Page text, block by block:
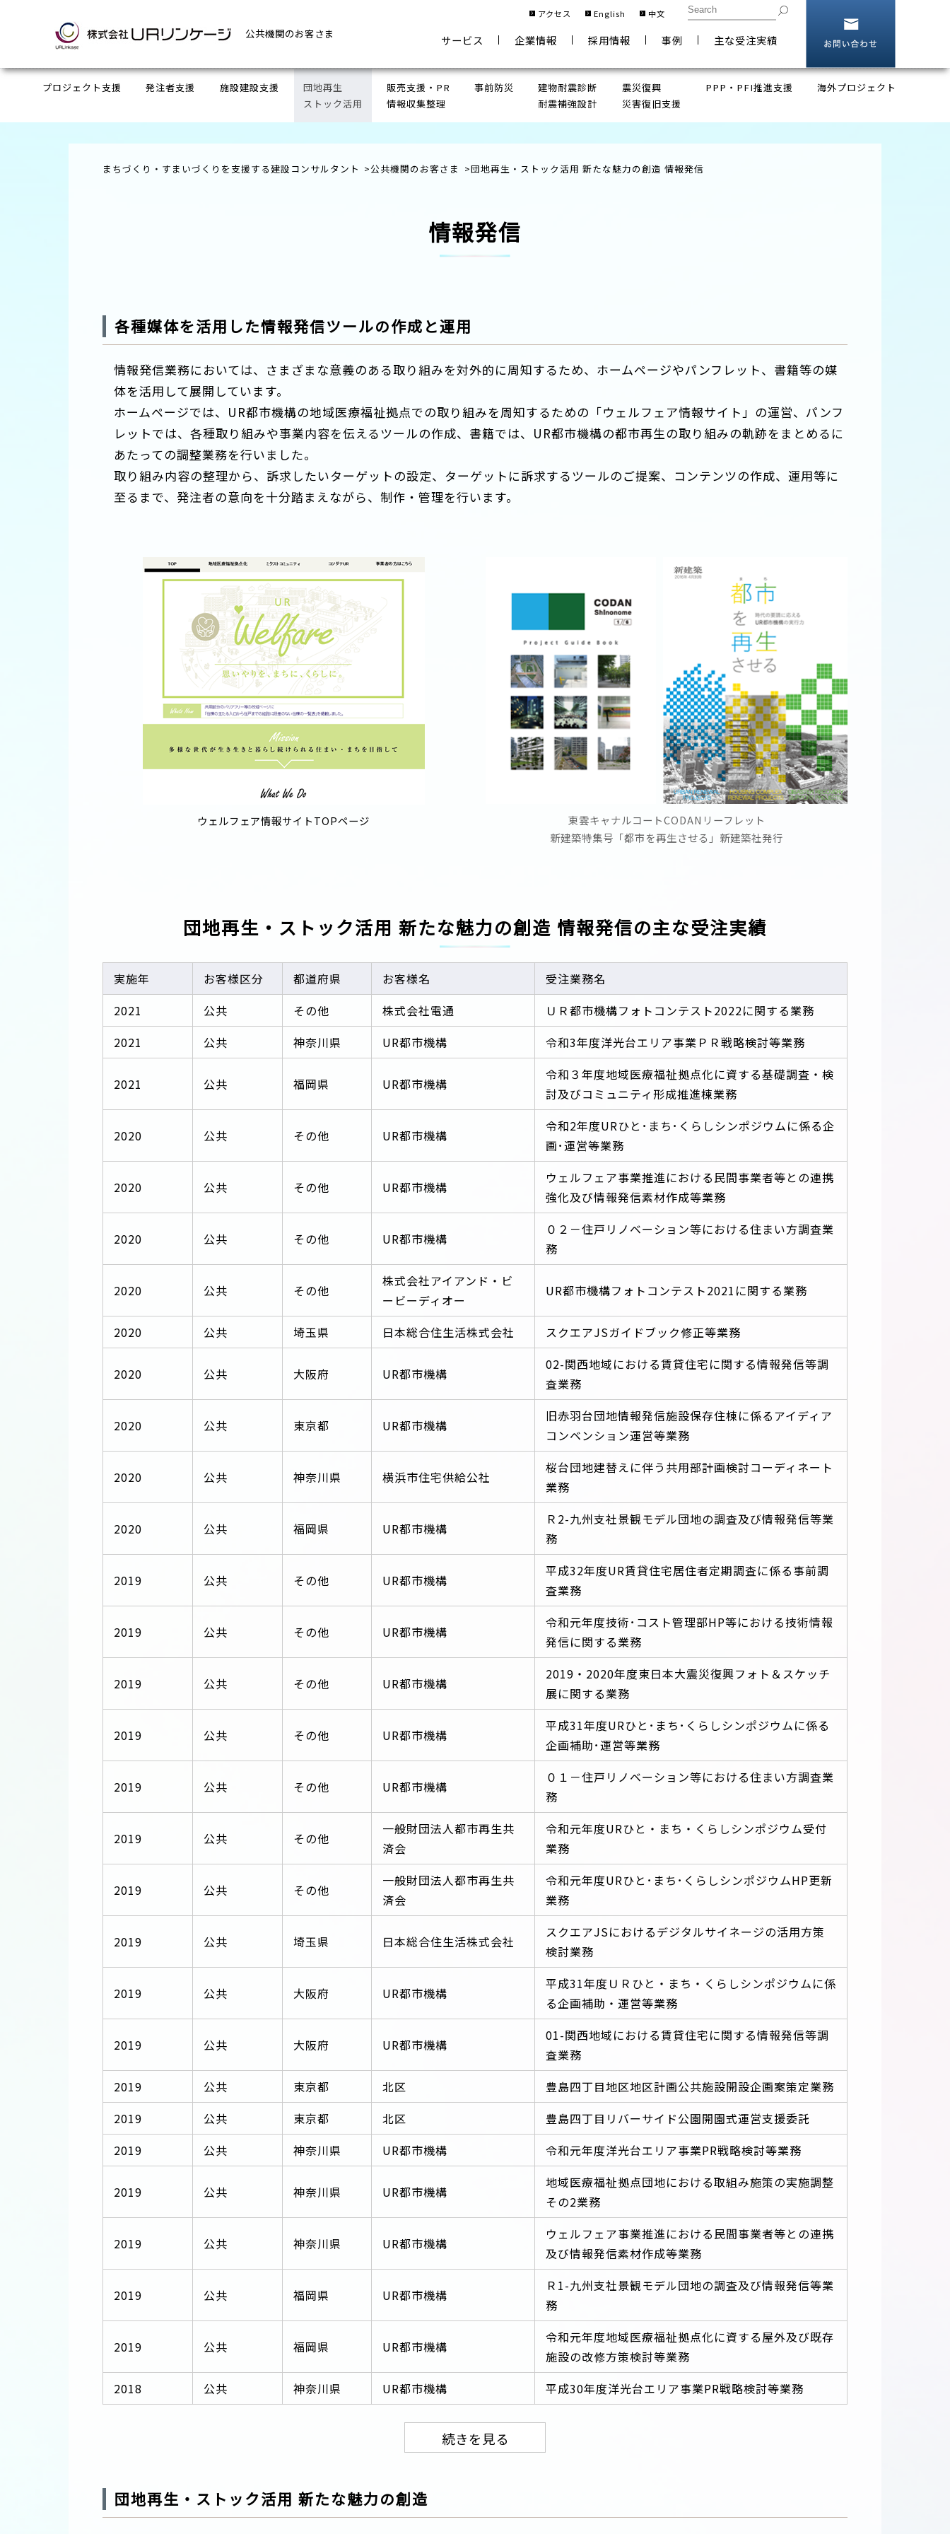
公共機関のお客さま
アクセス English 中文
サービス 企業情報 採用情報 事例 主な受注実績
プロジェクト支援
計画段階
基本計画 事業立ち上げ・合意形成支援 VR（バーチャル・リアリティ）
スマートコミュニティ導入検討
グリーンインフラ・造園
建築・設備設計
発注者支援
工事調整・工事監督支援
宅地（保留地）販売・清算金事務手続き支援
CMR（コンストラクションマネージャー）
施設建設支援
実施設計段階(設計監理)
実施設計段階（設計管理）
団地再生
ストック活用
資産再編計画 建替え ストック活用
集約
販売支援・PR
情報収集整理
販売支援・PR・情報収集整理 広告・コミュニケーション戦略 調査・マーケティング
シティプロモーション
事前防災
建物耐震診断
耐震補強設計
建物耐震診断
耐震診断 危険度測定
震災復興
災害復旧支援
震災復興
震災復興支援 グリーンインフラ・造園 情報収集整理
PPP・PFI推進支援 海外プロジェクト
まちづくり・すまいづくりを支援する建設コンサルタント >公共機関のお客さま >団地再生・ストック活用 新たな魅力の創造 情報発信
情報発信
各種媒体を活用した情報発信ツールの作成と運用
情報発信業務においては、さまざまな意義のある取り組みを対外的に周知するため、ホームページやパンフレット、書籍等の媒
体を活用して展開しています。
ホームページでは、UR都市機構の地域医療福祉拠点での取り組みを周知するための「ウェルフェア情報サイト」の運営、パンフ
レットでは、各種取り組みや事業内容を伝えるツールの作成、書籍では、UR都市機構の都市再生の取り組みの軌跡をまとめるに
あたっての調整業務を行いました。
取り組み内容の整理から、訴求したいターゲットの設定、ターゲットに訴求するツールのご提案、コンテンツの作成、運用等に
至るまで、発注者の意向を十分踏まえながら、制作・管理を行います。
ウェルフェア情報サイトTOPページ
東雲キャナルコートCODANリーフレット
新建築特集号「都市を再生させる」新建築社発行
団地再生・ストック活用 新たな魅力の創造 情報発信の主な受注実績
実施年 お客様区分 都道府県 お客様名
受注業務名
2021
公共 その他 株式会社電通
ＵＲ都市機構フォトコンテスト2022に関する業務
2021
公共 神奈川県 UR都市機構 令和3年度洋光台エリア事業ＰＲ戦略検討等業務
2021 公共 福岡県 UR都市機構
令和３年度地域医療福祉拠点化に資する基礎調査・検
討及びコミュニティ形成推進棟業務
2020 公共 その他 UR都市機構
令和2年度URひと･まち･くらしシンポジウムに係る企
画･運営等業務
2020 公共 その他 UR都市機構
ウェルフェア事業推進における民間事業者等との連携
強化及び情報発信素材作成等業務
2020 公共 その他 UR都市機構
０２－住戸リノベーション等における住まい方調査業
務
2020 公共 その他
株式会社アイアンド・ビ
ービーディオー
UR都市機構フォトコンテスト2021に関する業務
2020 公共 埼玉県 日本総合住生活株式会社 スクエアJSガイドブック修正等業務
2020 公共 大阪府 UR都市機構
02-関西地域における賃貸住宅に関する情報発信等調
査業務
2020 公共 東京都 UR都市機構
旧赤羽台団地情報発信施設保存住棟に係るアイディア
コンベンション運営等業務
2020 公共 神奈川県 横浜市住宅供給公社
桜台団地建替えに伴う共用部計画検討コーディネート
業務
2020 公共 福岡県 UR都市機構
Ｒ2-九州支社景観モデル団地の調査及び情報発信等業
務
2019 公共 その他 UR都市機構
平成32年度UR賃貸住宅居住者定期調査に係る事前調
査業務
2019 公共 その他 UR都市機構
令和元年度技術･コスト管理部HP等における技術情報
発信に関する業務
2019 公共 その他 UR都市機構
2019・2020年度東日本大震災復興フォト＆スケッチ
展に関する業務
2019 公共 その他 UR都市機構
平成31年度URひと･まち･くらしシンポジウムに係る
企画補助･運営等業務
2019 公共 その他 UR都市機構
０１－住戸リノベーション等における住まい方調査業
務
2019 公共 その他
一般財団法人都市再生共
済会
令和元年度URひと・まち・くらしシンポジウム受付
業務
2019 公共 その他
一般財団法人都市再生共
済会
令和元年度URひと･まち･くらしシンポジウムHP更新
業務
2019 公共 埼玉県 日本総合住生活株式会社
スクエアJSにおけるデジタルサイネージの活用方策
検討業務
2019 公共 大阪府 UR都市機構
平成31年度ＵＲひと・まち・くらしシンポジウムに係
る企画補助・運営等業務
2019 公共 大阪府 UR都市機構
01-関西地域における賃貸住宅に関する情報発信等調
査業務
2019
公共 東京都 北区
豊島四丁目地区地区計画公共施設開設企画案策定業務
2019
公共 東京都 北区
豊島四丁目リバーサイド公園開園式運営支援委託
2019
公共 神奈川県 UR都市機構 令和元年度洋光台エリア事業PR戦略検討等業務
2019 公共 神奈川県 UR都市機構
地域医療福祉拠点団地における取組み施策の実施調整
その2業務
2019 公共 神奈川県 UR都市機構
ウェルフェア事業推進における民間事業者等との連携
及び情報発信素材作成等業務
2019 公共 福岡県 UR都市機構
Ｒ1-九州支社景観モデル団地の調査及び情報発信等業
務
2019 公共 福岡県 UR都市機構
令和元年度地域医療福祉拠点化に資する屋外及び既存
施設の改修方策検討等業務
2018
公共 神奈川県 UR都市機構 平成30年度洋光台エリア事業PR戦略検討等業務
団地再生・ストック活用 新たな魅力の創造